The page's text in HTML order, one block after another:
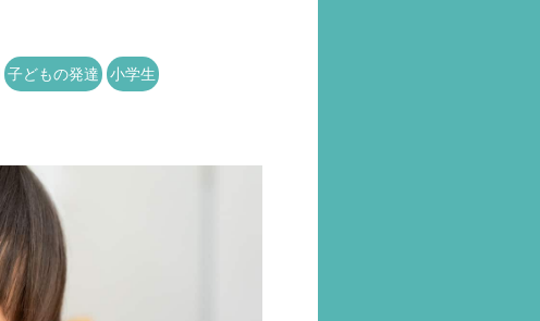
子どもの発達 小学生